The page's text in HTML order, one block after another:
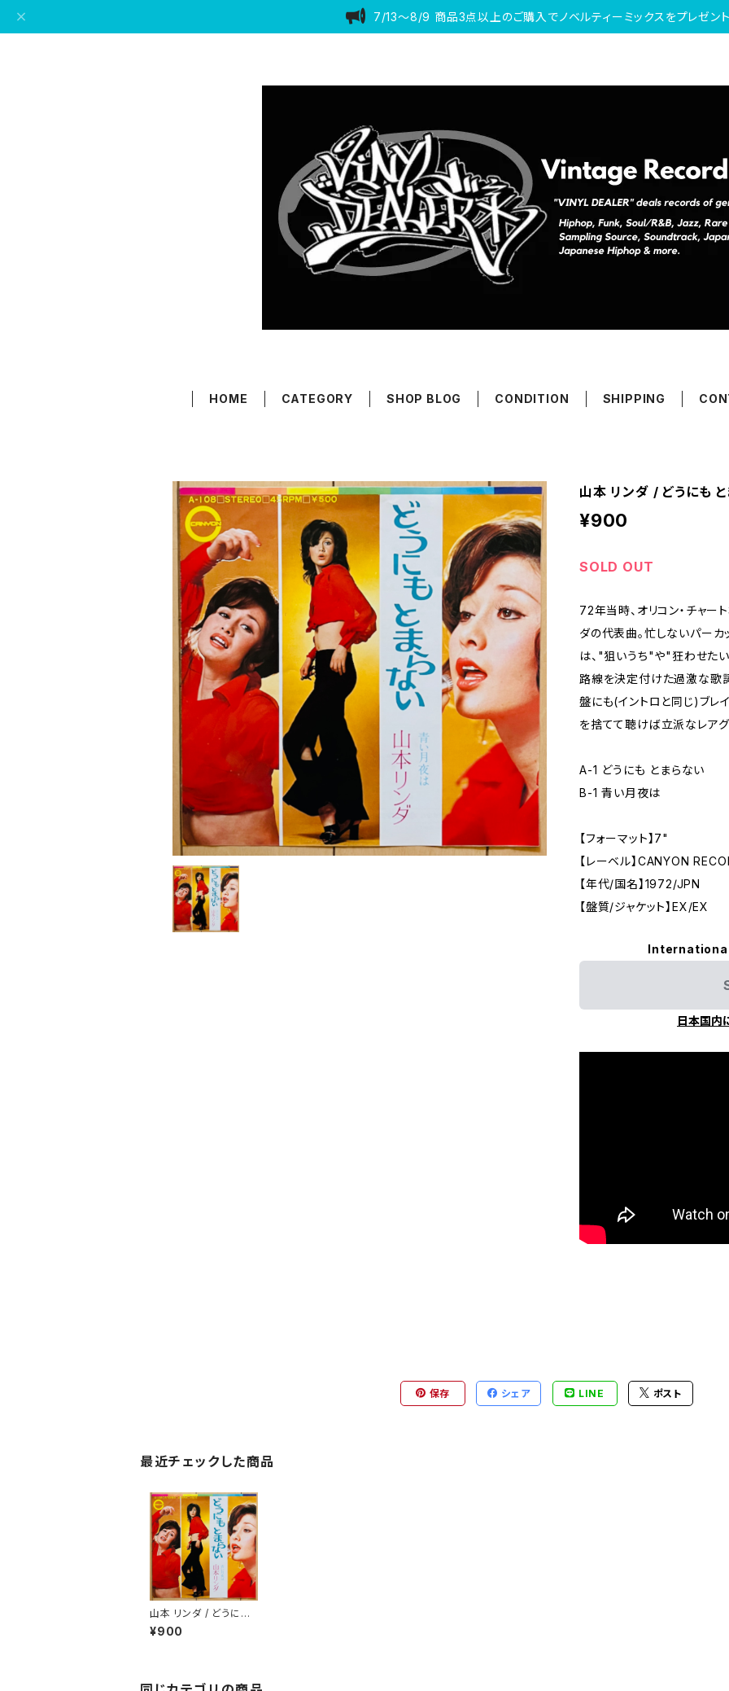
7/13〜8/9 商品3点以上のご購入でノベルティーミックスをプレゼント
HOME CATEGORY SHOP BLOG CONDITION SHIPPING
山本 リンダ / どうにも
¥900
SOLD OUT
72年当時、オリコン・チャ
ダの代表曲。忙しないパーカ
は、"狙いうち"や"狂わせた
路線を決定付けた過激な歌
盤にも(イントロと同じ)ブレ
を捨てて聴けば立派なレアグ
A-1 どうにも とまらない
B-1 青い月夜は
【フォーマット】7"
【レーベル】CANYON
【年代/国名】1972/JPN
【盤質/ジャケット】EX/EX
日本国内
保存 シェア LINE ポスト
最近チェックした商品
山本 リンダ / どうにも
とまらない
¥900